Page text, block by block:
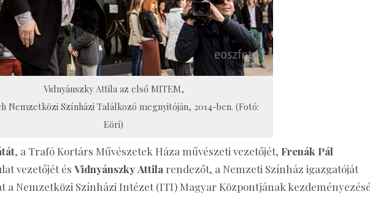
Vidnyánszky Attila az első MITEM,
Nemzetközi Színházi Találkozó megnyitóján, 2014-ben. (Fotó:
Eöri)
, a Trafó Kortárs Művészetek Háza művészeti vezetőjét, Frenák Pál
vezetőjét és Vidnyánszky Attila rendezőt, a Nemzeti Színház igazgatóját
a Nemzetközi Színházi Intézet (ITI) Magyar Központjának